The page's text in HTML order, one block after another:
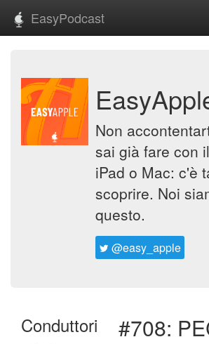
EasyPodcast
Non
sai già fare con
iPad o Mac: c'è
scoprire. Noi
questo.
@easy_apple
Conduttori #708: